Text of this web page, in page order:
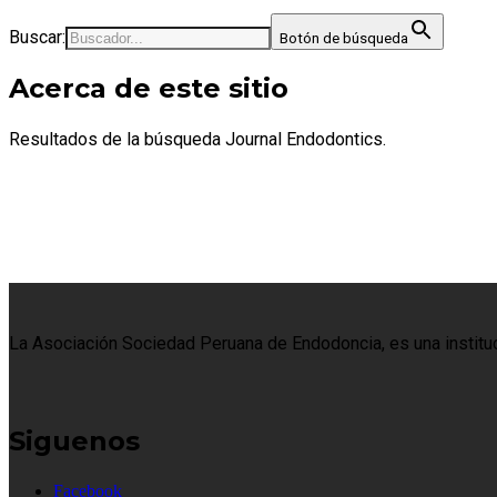
Buscar: Botón de búsqueda
Acerca de este sitio
Resultados de la búsqueda Journal Endodontics.
La Asociación Sociedad Peruana de Endodoncia, es una
Siguenos
Facebook